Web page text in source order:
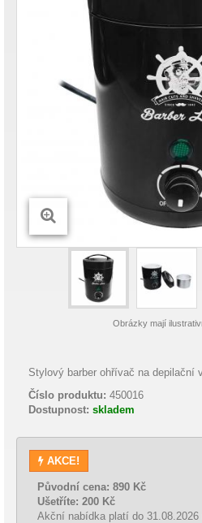
Obrázky mají
Stylový barber ohřívač na depilační
Číslo produktu: 450016
Dostupnost: skladem
AKCE!
Původní cena: 890 Kč
Ušetříte: 200 Kč
Akční nabídka platí do